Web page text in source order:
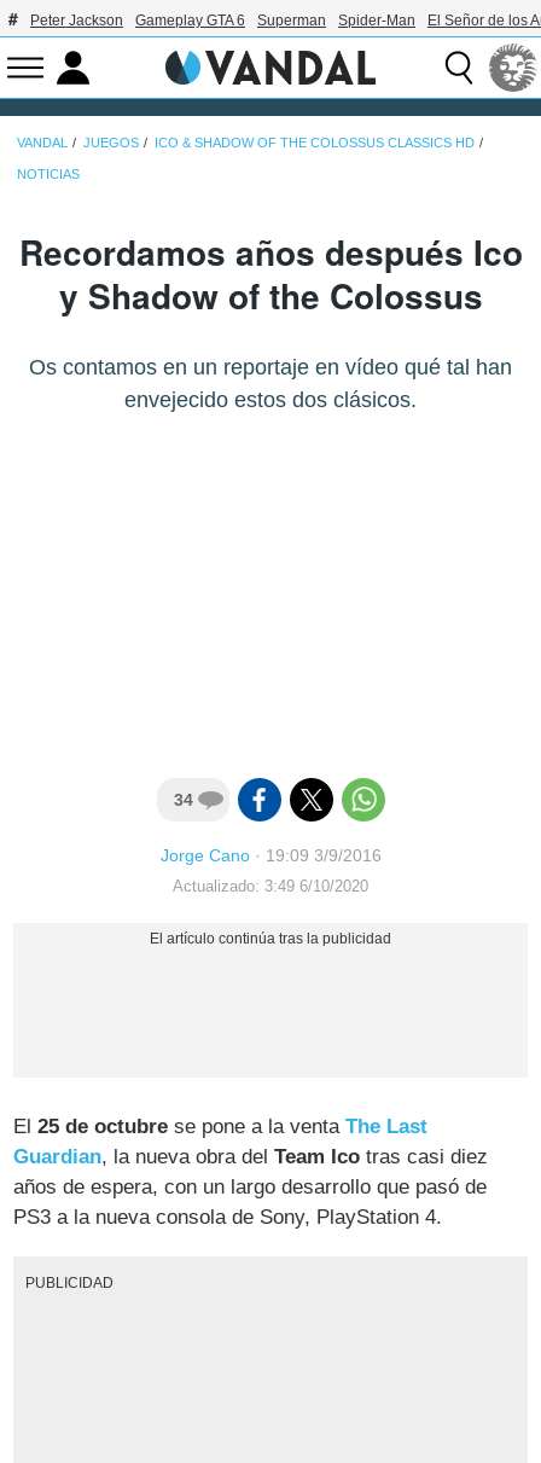
Peter Jackson Gameplay GTA 6 Superman Spider-Man El Señor de los
VANDAL JUEGOS ICO & SHADOW OF THE COLOSSUS CLASSICS HD
NOTICIAS
Recordamos años después Ico
y Shadow of the Colossus
Os contamos en un reportaje en vídeo qué tal han
envejecido estos dos clásicos.
34
Jorge Cano· 19:09 3/9/2016
Actualizado: 3:49 6/10/2020
El25 de octubre se pone a la ventaThe Last
Guardian, la nueva obra delTeam Ico tras casi diez
años de espera, con un largo desarrollo que pasó de
PS3 a la nueva consola de Sony, PlayStation 4.
PUBLICIDAD